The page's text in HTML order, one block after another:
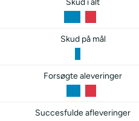
Skud i alt
Skud på mål
Forsøgte aleveringer
Succesfulde afleveringer